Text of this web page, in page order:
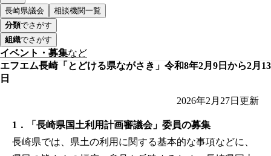
長崎県議会
相談機関一覧
分類でさがす
組織でさがす
イベント・募集など
エフエム長崎「とどける県ながさき」令和8年2月9日から2月13
日
2026年2月27日 更新
1．「長崎県国土利用計画審議会」委員の募集
長崎県では、県土の利用に関する基本的な事項などに、